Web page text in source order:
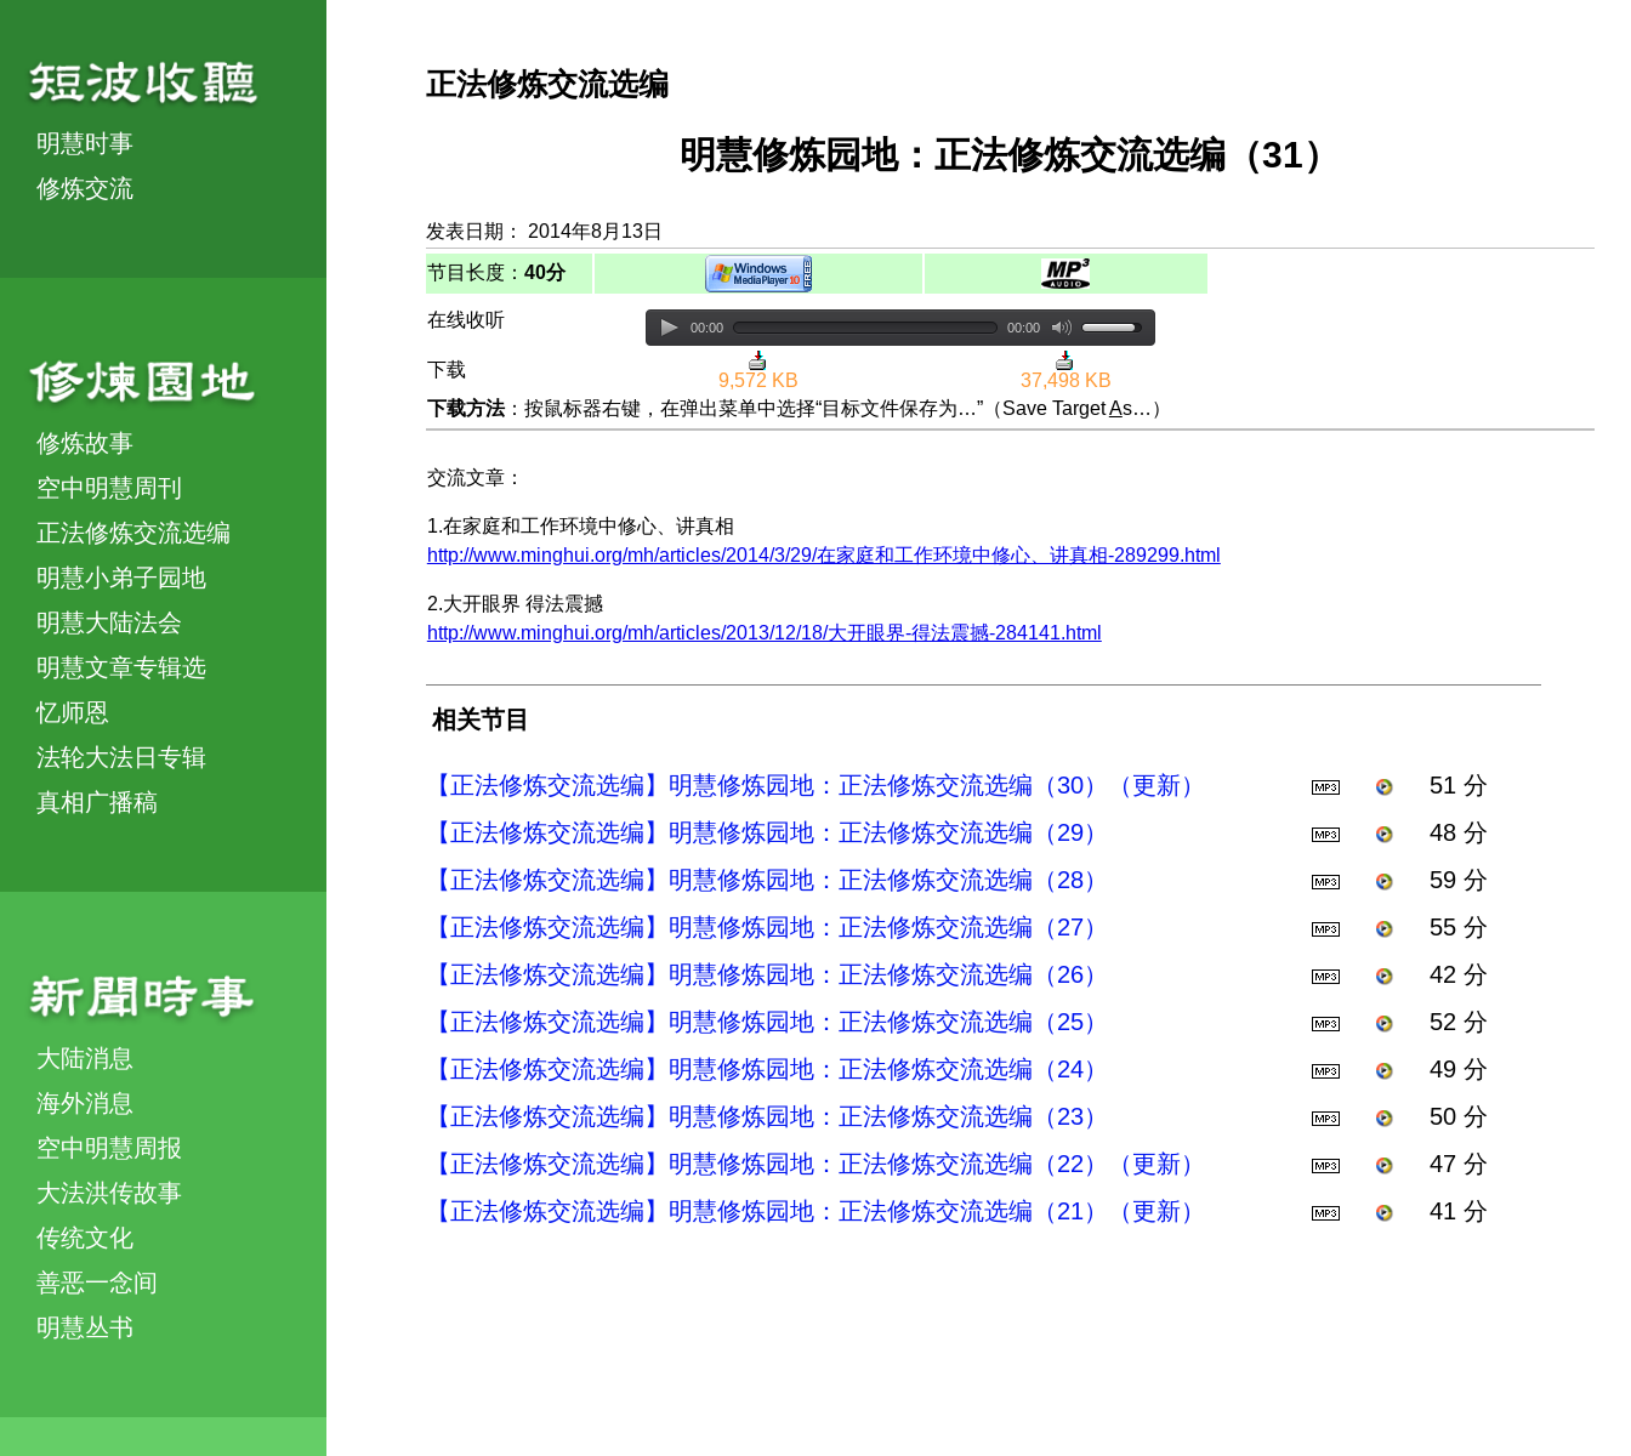
明慧时事
修炼交流
修炼故事
空中明慧周刊
正法修炼交流选编
明慧小弟子园地
明慧大陆法会
明慧文章专辑选
忆师恩
法轮大法日专辑
真相广播稿
大陆消息
海外消息
空中明慧周报
大法洪传故事
传统文化
善恶一念间
明慧丛书
正法修炼交流选编
明慧修炼园地：正法修炼交流选编（31）
发表日期： 2014年8月13日
节目长度： 40分
在线收听 00:00 00:00
下载
9,572 KB
37,498 KB
下载方法：按鼠标器右键，在弹出菜单中选择“目标文件保存为…”（Save TargetAs…）
交流文章：
1.在家庭和工作环境中修心、讲真相
http://www.minghui.org/mh/articles/2014/3/29/在家庭和工作环境中修心、讲真相-289299.html
2.大开眼界 得法震撼
http://www.minghui.org/mh/articles/2013/12/18/大开眼界-得法震撼-284141.html
相关节目
【正法修炼交流选编】明慧修炼园地：正法修炼交流选编（30）（更新）
51 分
【正法修炼交流选编】明慧修炼园地：正法修炼交流选编（29）
48 分
【正法修炼交流选编】明慧修炼园地：正法修炼交流选编（28）
59 分
【正法修炼交流选编】明慧修炼园地：正法修炼交流选编（27）
55 分
【正法修炼交流选编】明慧修炼园地：正法修炼交流选编（26）
42 分
【正法修炼交流选编】明慧修炼园地：正法修炼交流选编（25）
52 分
【正法修炼交流选编】明慧修炼园地：正法修炼交流选编（24）
49 分
【正法修炼交流选编】明慧修炼园地：正法修炼交流选编（23）
50 分
【正法修炼交流选编】明慧修炼园地：正法修炼交流选编（22）（更新）
47 分
【正法修炼交流选编】明慧修炼园地：正法修炼交流选编（21）（更新）
41 分